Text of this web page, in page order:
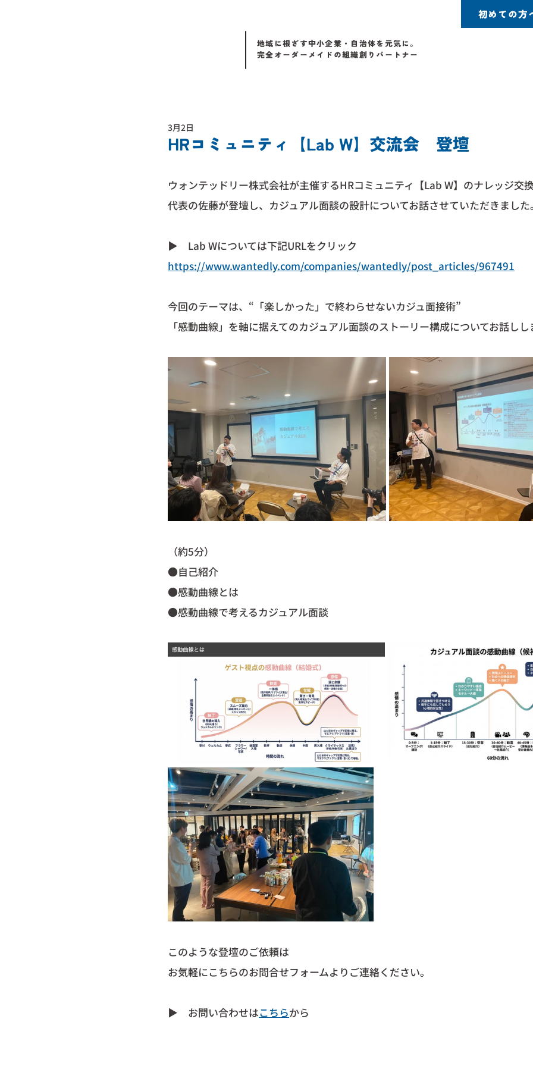
初めての方
地域に根ざす中小企業・自治体を元気に。
完全オーダーメイドの組織創りパートナー
HRコミュニティ【Lab W】交流会 登壇
3月2日
ウォンテッドリー株式会社が主催するHRコミュニティ【Lab W】のナレッジ交
代表の佐藤が登壇し、カジュアル面談の設計についてお話させていただきました
▶︎　Lab Wについては下記URLをクリック
https://www.wantedly.com/companies/wantedly/post_articles/967491
今回のテーマは、“「楽しかった」で終わらせないカジュ面接術”
「感動曲線」を軸に据えてのカジュアル面談のストーリー構成についてお話し
（約5分）
●自己紹介
●感動曲線とは
●感動曲線で考えるカジュアル面談
このような登壇のご依頼は
お気軽にこちらのお問合せフォームよりご連絡ください。
▶︎　お問い合わせはこちらから